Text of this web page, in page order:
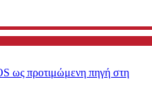
ως προτιμώμενη πηγή στη